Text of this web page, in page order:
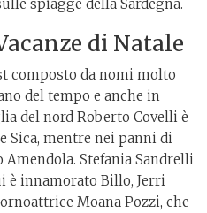
spiagge della Sardegna.
di Natale
composto da nomi molto
del tempo e anche in
del nord Roberto Covelli è
Sica, mentre nei panni di
Amendola. Stefania Sandrelli
è innamorato Billo, Jerri
Moana Pozzi, che